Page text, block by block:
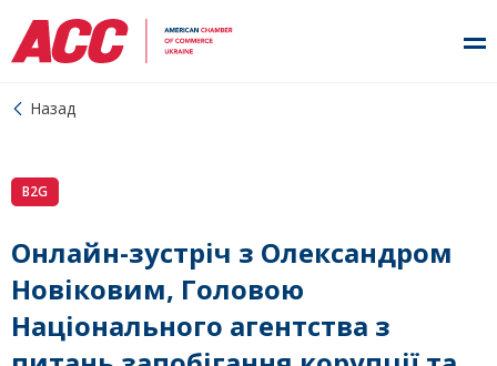
Назад
B2G
Онлайн-зустріч з Олександром
Новіковим, Головою
Національного агентства з